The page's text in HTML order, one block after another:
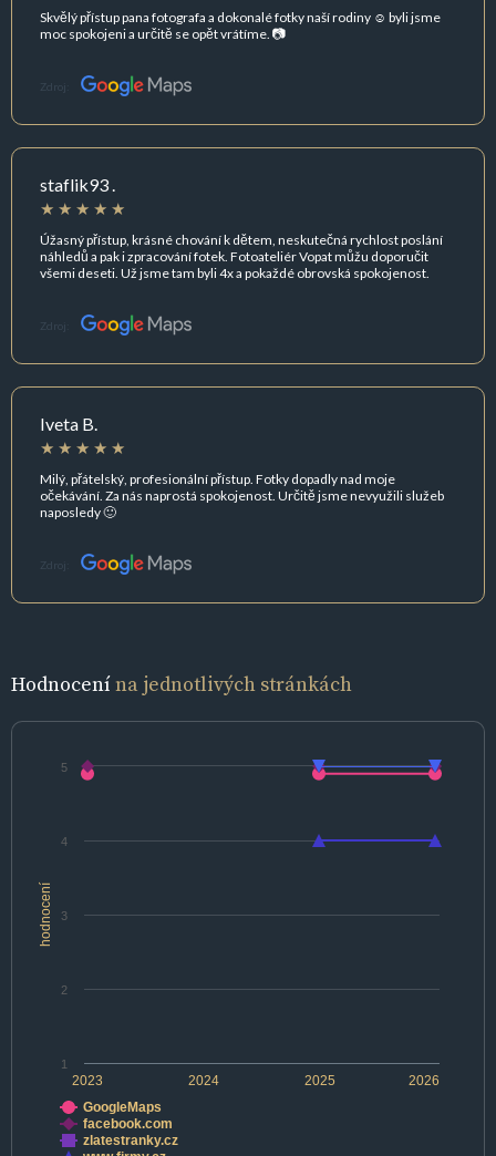
Skvělý přístup pana fotografa a dokonalé fotky naší rodiny ☺️ byli jsme
moc spokojeni a určitě se opět vrátíme. 📷
Zdroj:
staflik93 .
Úžasný přístup, krásné chování k dětem, neskutečná rychlost poslání
náhledů a pak i zpracování fotek. Fotoateliér Vopat můžu doporučit
všemi deseti. Už jsme tam byli 4x a pokaždé obrovská spokojenost.
Zdroj:
Iveta B.
Milý, přátelský, profesionální přístup. Fotky dopadly nad moje
očekávání. Za nás naprostá spokojenost. Určitě jsme nevyužili služeb
naposledy 🙂
Zdroj:
Hodnocenína jednotlivých stránkách
hodnocení
2024 2026
2023 2025
1
2
3
4
5
GoogleMaps
facebook.com
zlatestranky.cz